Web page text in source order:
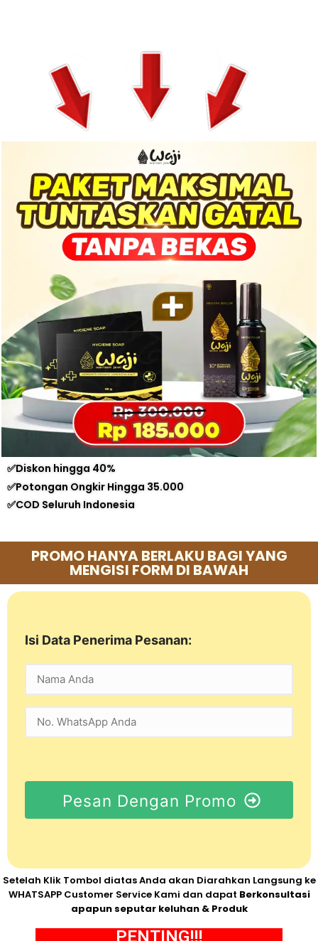
✅Diskon hingga 40%
✅Potongan Ongkir Hingga 35.000
✅COD Seluruh Indonesia
PROMO HANYA BERLAKU BAGI YANG
MENGISI FORM DI BAWAH
Isi Data Penerima Pesanan:
Pesan Dengan Promo
Setelah Klik Tombol diatas Anda akan Diarahkan Langsung ke
WHATSAPP Customer Service Kami dan dapat Berkonsultasi
apapun seputar keluhan & Produk
PENTING!!!